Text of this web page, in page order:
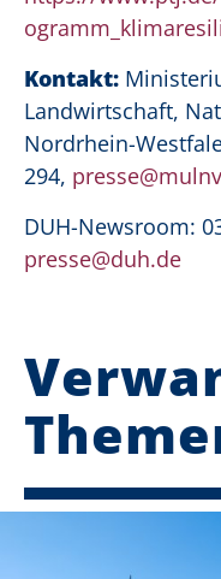
Kontakt:
Landwirtschaft,
Nordrhein-
294,
DUH-Newsroom:
presse@duh.de